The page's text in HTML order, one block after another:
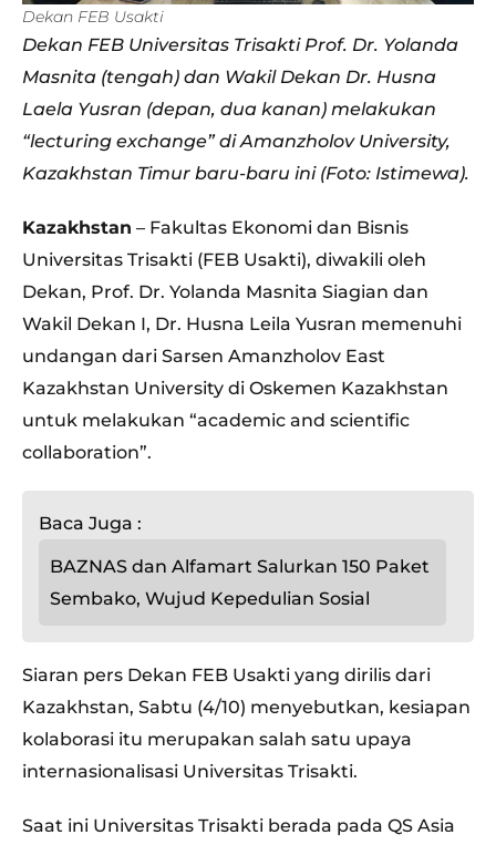
Dekan FEB Usakti
Dekan FEB Universitas Trisakti Prof. Dr. Yolanda
Masnita (tengah) dan Wakil Dekan Dr. Husna
Laela Yusran (depan, dua kanan) melakukan
“lecturing exchange” di Amanzholov University,
Kazakhstan Timur baru-baru ini (Foto: Istimewa).
Kazakhstan – Fakultas Ekonomi dan Bisnis
Universitas Trisakti (FEB Usakti), diwakili oleh
Dekan, Prof. Dr. Yolanda Masnita Siagian dan
Wakil Dekan I, Dr. Husna Leila Yusran memenuhi
undangan dari Sarsen Amanzholov East
Kazakhstan University di Oskemen Kazakhstan
untuk melakukan “academic and scientific
collaboration”.
Baca Juga :
BAZNAS dan Alfamart Salurkan 150 Paket
Sembako, Wujud Kepedulian Sosial
Siaran pers Dekan FEB Usakti yang dirilis dari
Kazakhstan, Sabtu (4/10) menyebutkan, kesiapan
kolaborasi itu merupakan salah satu upaya
internasionalisasi Universitas Trisakti.
Saat ini Universitas Trisakti berada pada QS Asia